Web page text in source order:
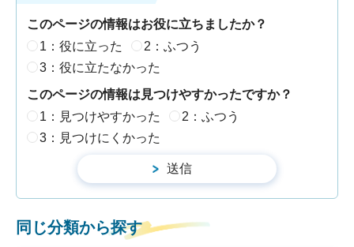
このページの情報はお役に立ちましたか？
1：役に立った
2：ふつう
3：役に立たなかった
このページの情報は見つけやすかったですか？
1：見つけやすかった
2：ふつう
3：見つけにくかった
同じ分類から探す